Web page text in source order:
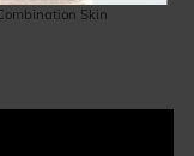
Skin
C$